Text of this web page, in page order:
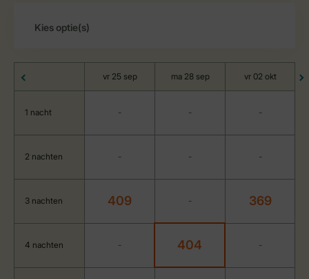
vr 25 sep ma 28 sep vr 02 okt
1 nacht - - -
2 nachten - - -
3 nachten 409 - 369
4 nachten - 404 -